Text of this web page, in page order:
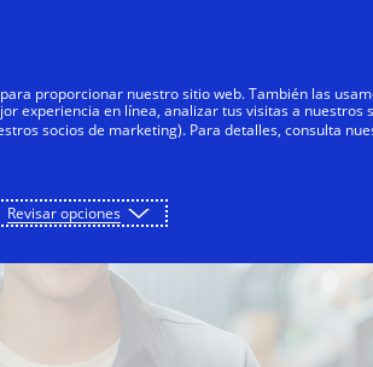
Negocios Innovadores
proporcionar nuestro sitio web. También las
experiencia en línea, analizar tus visitas a nuestros
socios de marketing). Para detalles, consulta
Revisar opciones